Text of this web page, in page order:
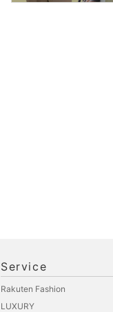
Service
Rakuten Fashion
LUXURY